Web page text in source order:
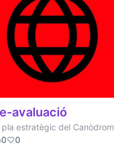
avaluació
pla estratègic del Canòdrom
0 0